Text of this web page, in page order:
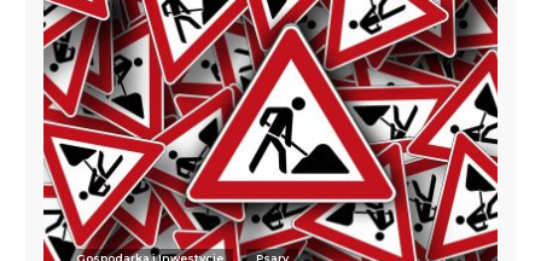
Gospodarka i Inwestycje Psary